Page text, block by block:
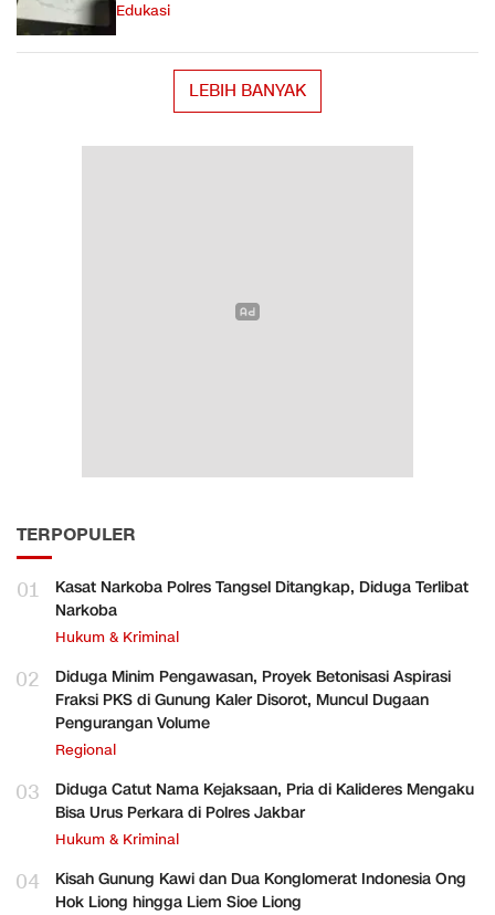
Edukasi
LEBIH BANYAK
TERPOPULER
01
Kasat Narkoba Polres Tangsel Ditangkap, Diduga Terlibat
Narkoba
Hukum & Kriminal
02
Diduga Minim Pengawasan, Proyek Betonisasi Aspirasi
Fraksi PKS di Gunung Kaler Disorot, Muncul Dugaan
Pengurangan Volume
Regional
03
Diduga Catut Nama Kejaksaan, Pria di Kalideres Mengaku
Bisa Urus Perkara di Polres Jakbar
Hukum & Kriminal
04
Kisah Gunung Kawi dan Dua Konglomerat Indonesia Ong
Hok Liong hingga Liem Sioe Liong